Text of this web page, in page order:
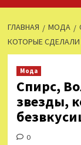
ГЛАВНАЯ МОДА
КОТОРЫЕ
Мода
Спирс,
звезды,
0